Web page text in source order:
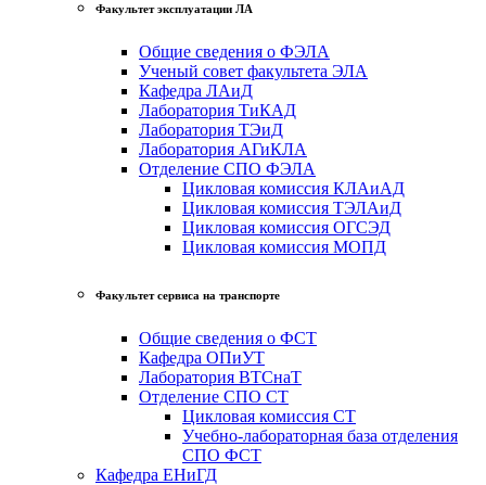
Факультет эксплуатации ЛА
Общие сведения о ФЭЛА
Ученый совет факультета ЭЛА
Кафедра ЛАиД
Лаборатория ТиКАД
Лаборатория ТЭиД
Лаборатория АГиКЛА
Отделение СПО ФЭЛА
Цикловая комиссия КЛАиАД
Цикловая комиссия ТЭЛАиД
Цикловая комиссия ОГСЭД
Цикловая комиссия МОПД
Факультет сервиса на транспорте
Общие сведения о ФСТ
Кафедра ОПиУТ
Лаборатория ВТСнаТ
Отделение СПО СТ
Цикловая комиссия СТ
Учебно-лабораторная база отделения
СПО ФСТ
Кафедра ЕНиГД